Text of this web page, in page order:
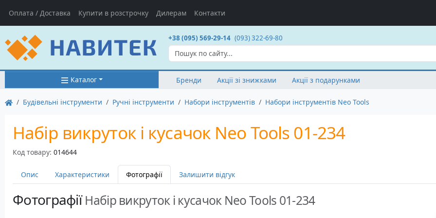
Оплата / Доставка Купити в розстрочку Дилерам Контакти
+38 (095) 569-29-14 (093) 322-69-80
Каталог Бренди Акції зі знижками Акції з подарунками
Будівельні інструменти Ручні інструменти Набори інструментів Набори інструментів Neo Tools
Набір викруток і кусачок Neo Tools 01-234
Код товару: 014644
Опис Характеристики Фотографії Залишити відгук
ФотографіїНабір викруток і кусачок Neo Tools 01-234